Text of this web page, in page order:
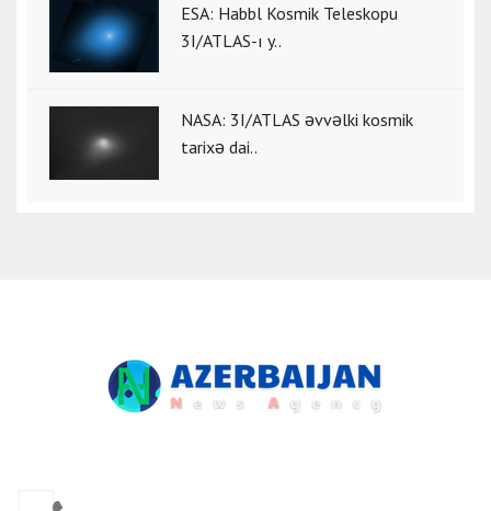
ESA: Habbl Kosmik Teleskopu
3I/ATLAS-ı y..
NASA: 3I/ATLAS əvvəlki kosmik
tarixə dai..